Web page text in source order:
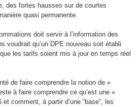
des fortes hausses sur de courtes
quasi permanente.
doit servir à l’information des
voudrait qu’un DPE nouveau soit établi
les tarifs soient mis à jour en temps réel
de faire comprendre la notion de «
à faire comprendre ce qu’est une «
comment, à partir d’une “base“, les